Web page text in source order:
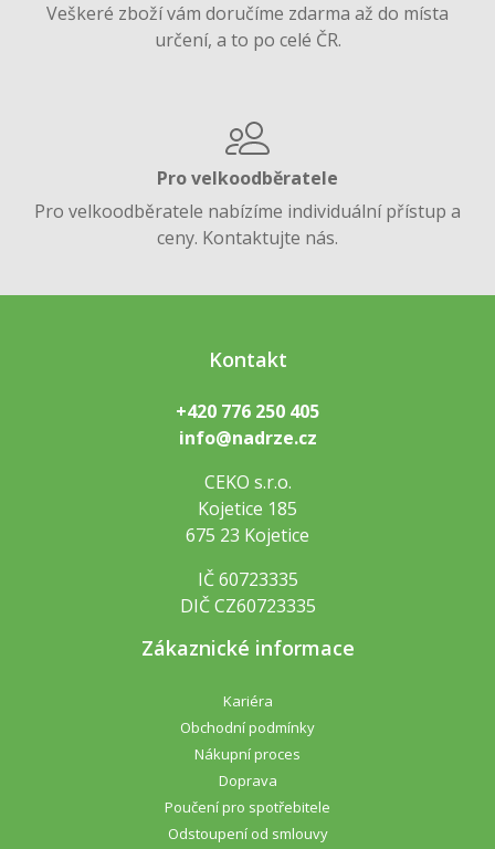
Veškeré zboží vám doručíme zdarma až do místa
určení, a to po celé ČR.
Pro velkoodběratele
Pro velkoodběratele nabízíme individuální přístup a
ceny. Kontaktujte nás.
Kontakt
+420 776 250 405
info@nadrze.cz
CEKO s.r.o.
Kojetice 185
675 23 Kojetice
IČ 60723335
DIČ CZ60723335
Zákaznické informace
Kariéra
Obchodní podmínky
Nákupní proces
Doprava
Poučení pro spotřebitele
Odstoupení od smlouvy